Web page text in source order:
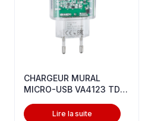
CHARGEUR MURAL
MICRO-USB VA4123 TD1
Lire la suite